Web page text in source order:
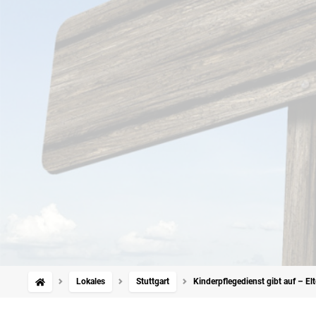
Lokales Stuttgart Kinderpflegedienst gibt auf –